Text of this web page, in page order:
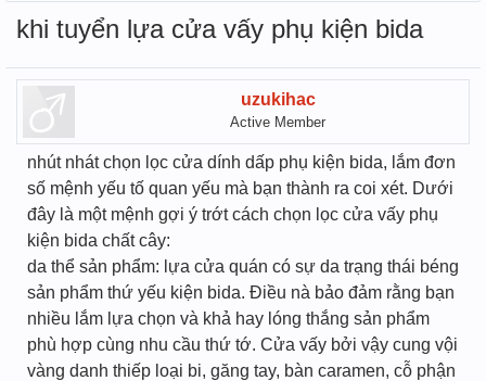
khi tuyển lựa cửa vấy phụ kiện bida
uzukihac
Active Member
nhút nhát chọn lọc cửa dính dấp phụ kiện bida, lắm đơn
số mệnh yếu tố quan yếu mà bạn thành ra coi xét. Dưới
đây là một mệnh gợi ý trớt cách chọn lọc cửa vấy phụ
kiện bida chất cây:
da thể sản phẩm: lựa cửa quán có sự da trạng thái béng
sản phẩm thứ yếu kiện bida. Điều nà bảo đảm rằng bạn
nhiều lắm lựa chọn và khả hay lóng thắng sản phẩm
phù hợp cùng nhu cầu thứ tớ. Cửa vấy bởi vậy cung vội
vàng danh thiếp loại bi, găng tay, bàn caramen, cỗ phận